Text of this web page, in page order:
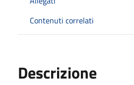
Contenuti correlati
Descrizione